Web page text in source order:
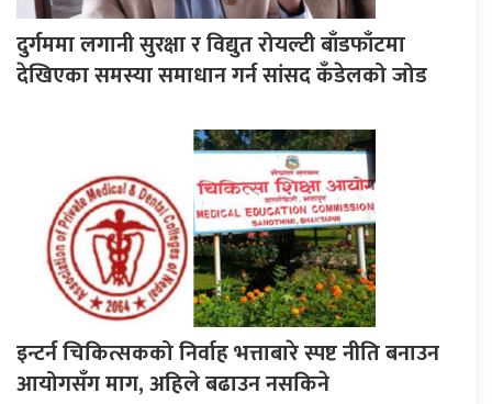
दुर्गममा लगानी सुरक्षा र विद्युत रोयल्टी बाँडफाँटमा
देखिएका समस्या समाधान गर्न सांसद कँडेलको जोड
इन्टर्न चिकित्सकको निर्वाह भत्ताबारे स्पष्ट नीति बनाउन
आयोगसँग माग, अहिले बढाउन नसकिने